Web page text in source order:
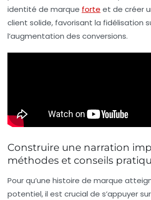
identité de marque forte et de créer
client solide, favorisant la fidélisation
l’augmentation des conversions.
Construire une narration
méthodes et conseils
Pour qu’une histoire de marque
potentiel, il est crucial de s’appuyer